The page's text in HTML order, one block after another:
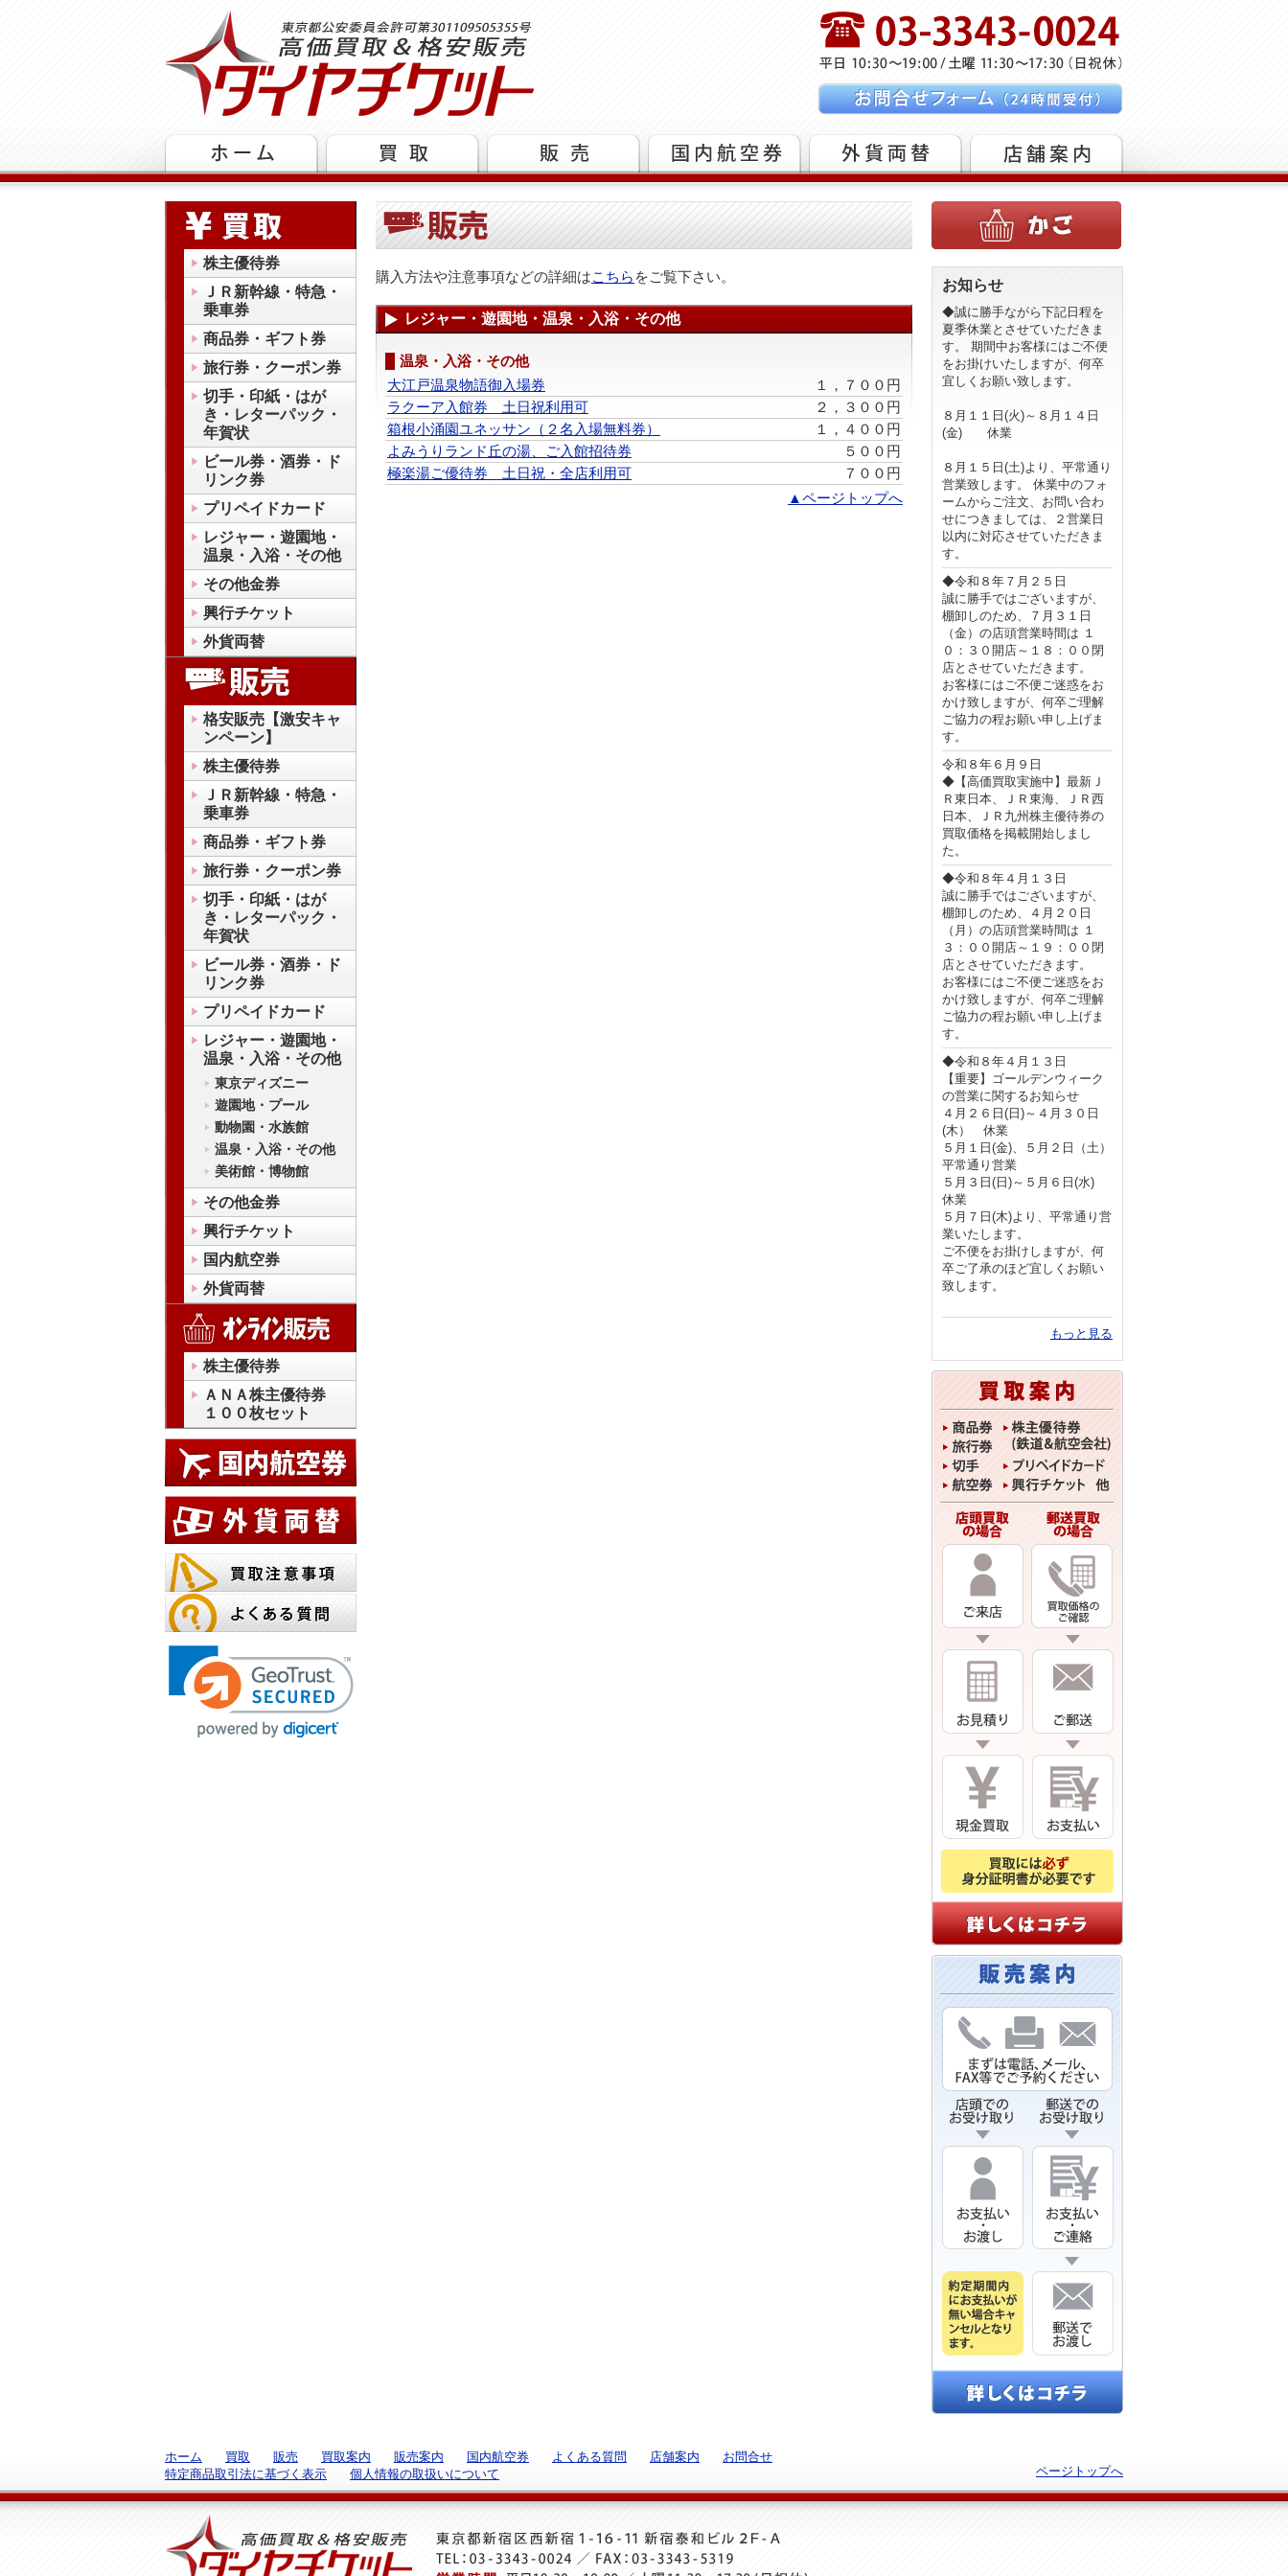
株主優待券
ＪＲ新幹線・特急・
乗車券
商品券・ギフト券
旅行券・クーポン券
切手・印紙・はが
き・レターパック・
年賀状
ビール券・酒券・ド
リンク券
プリペイドカード
レジャー・遊園地・
温泉・入浴・その他
その他金券
興行チケット
外貨両替
格安販売【激安キャ
ンペーン】
株主優待券
ＪＲ新幹線・特急・
乗車券
商品券・ギフト券
旅行券・クーポン券
切手・印紙・はが
き・レターパック・
年賀状
ビール券・酒券・ド
リンク券
プリペイドカード
レジャー・遊園地・
温泉・入浴・その他
東京ディズニー
遊園地・プール
動物園・水族館
温泉・入浴・その他
美術館・博物館
その他金券
興行チケット
国内航空券
外貨両替
株主優待券
ＡＮＡ株主優待券
１００枚セット
購入方法や注意事項などの詳細はこちら をご覧下さい。
レジャー・遊園地・温泉・入浴・その他
温泉・入浴・その他
大江戸温泉物語御入場券
１，７００円
ラクーア入館券 土日祝利用可
２，３００円
箱根小涌園ユネッサン（２名入場無料券）
１，４００円
よみうりランド丘の湯、ご入館招待券
５００円
極楽湯ご優待券 土日祝・全店利用可
７００円
▲ページトップへ
お知らせ
◆誠に勝手ながら下記日程を
夏季休業とさせていただきま
す。 期間中お客様にはご不便
をお掛けいたしますが、何卒
宜しくお願い致します。
８月１１日(火)～８月１４日
(金) 休業
８月１５日(土)より、平常通り
営業致します。 休業中のフォ
ームからご注文、お問い合わ
せにつきましては、２営業日
以内に対応させていただきま
す。
◆令和８年７月２５日
誠に勝手ではございますが、
棚卸しのため、７月３１日
（金）の店頭営業時間は １
０：３０開店～１８：００閉
店とさせていただきます。
お客様にはご不便ご迷惑をお
かけ致しますが、何卒ご理解
ご協力の程お願い申し上げま
す。
令和８年６月９日
◆【高価買取実施中】最新Ｊ
Ｒ東日本、ＪＲ東海、ＪＲ西
日本、ＪＲ九州株主優待券の
買取価格を掲載開始しまし
た。
◆令和８年４月１３日
誠に勝手ではございますが、
棚卸しのため、４月２０日
（月）の店頭営業時間は １
３：００開店～１９：００閉
店とさせていただきます。
お客様にはご不便ご迷惑をお
かけ致しますが、何卒ご理解
ご協力の程お願い申し上げま
す。
◆令和８年４月１３日
【重要】ゴールデンウィーク
の営業に関するお知らせ
４月２６日(日)～４月３０日
(木） 休業
５月１日(金)、５月２日（土）
平常通り営業
５月３日(日)～５月６日(水)
休業
５月７日(木)より、平常通り営
業いたします。
ご不便をお掛けしますが、何
卒ご了承のほど宜しくお願い
致します。
もっと見る
ページトップへ
ホーム 買取 販売 買取案内 販売案内 国内航空券 よくある質問 店舗案内
お問合せ
特定商品取引法に基づく表示
個人情報の取扱いについて